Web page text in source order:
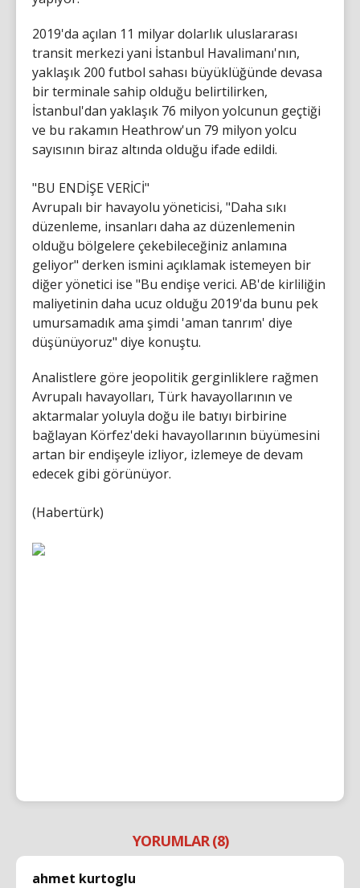
2019'da açılan 11 milyar dolarlık uluslararası
transit merkezi yani İstanbul Havalimanı'nın,
yaklaşık 200 futbol sahası büyüklüğünde devasa
bir terminale sahip olduğu belirtilirken,
İstanbul'dan yaklaşık 76 milyon yolcunun geçtiği
ve bu rakamın Heathrow'un 79 milyon yolcu
sayısının biraz altında olduğu ifade edildi.
"BU ENDİŞE VERİCİ"
Avrupalı ​​bir havayolu yöneticisi, "Daha sıkı
düzenleme, insanları daha az düzenlemenin
olduğu bölgelere çekebileceğiniz anlamına
geliyor" derken ismini açıklamak istemeyen bir
diğer yönetici ise "Bu endişe verici. AB'de kirliliğin
maliyetinin daha ucuz olduğu 2019'da bunu pek
umursamadık ama şimdi 'aman tanrım' diye
düşünüyoruz" diye konuştu.
Analistlere göre jeopolitik gerginliklere rağmen
Avrupalı ​​havayolları, Türk havayollarının ve
aktarmalar yoluyla doğu ile batıyı birbirine
bağlayan Körfez'deki havayollarının büyümesini
artan bir endişeyle izliyor, izlemeye de devam
edecek gibi görünüyor.
(Habertürk)
YORUMLAR (8)
ahmet kurtoglu